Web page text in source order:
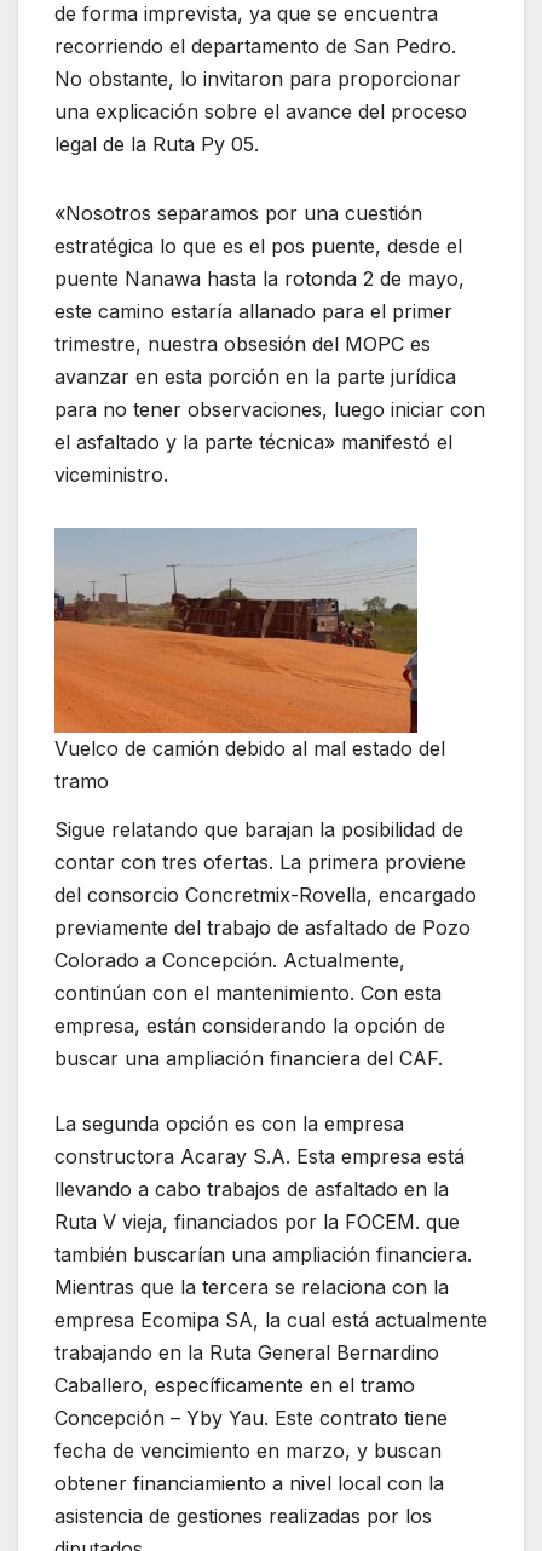
de forma imprevista, ya que se encuentra
recorriendo el departamento de San Pedro.
No obstante, lo invitaron para proporcionar
una explicación sobre el avance del proceso
legal de la Ruta Py 05.
«Nosotros separamos por una cuestión
estratégica lo que es el pos puente, desde el
puente Nanawa hasta la rotonda 2 de mayo,
este camino estaría allanado para el primer
trimestre, nuestra obsesión del MOPC es
avanzar en esta porción en la parte jurídica
para no tener observaciones, luego iniciar con
el asfaltado y la parte técnica» manifestó el
viceministro.
Vuelco de camión debido al mal estado del
tramo
Sigue relatando que barajan la posibilidad de
contar con tres ofertas. La primera proviene
del consorcio Concretmix-Rovella, encargado
previamente del trabajo de asfaltado de Pozo
Colorado a Concepción. Actualmente,
continúan con el mantenimiento. Con esta
empresa, están considerando la opción de
buscar una ampliación financiera del CAF.
La segunda opción es con la empresa
constructora Acaray S.A. Esta empresa está
llevando a cabo trabajos de asfaltado en la
Ruta V vieja, financiados por la FOCEM. que
también buscarían una ampliación financiera.
Mientras que la tercera se relaciona con la
empresa Ecomipa SA, la cual está actualmente
trabajando en la Ruta General Bernardino
Caballero, específicamente en el tramo
Concepción – Yby Yau. Este contrato tiene
fecha de vencimiento en marzo, y buscan
obtener financiamiento a nivel local con la
asistencia de gestiones realizadas por los